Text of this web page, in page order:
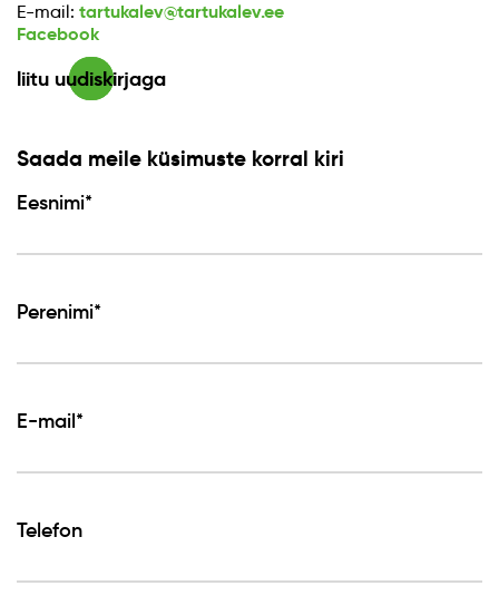
E-mail: tartukalev@tartukalev.ee
Facebook
liitu uudiskirjaga
Saada meile küsimuste korral kiri
Eesnimi*
Perenimi*
E-mail*
Telefon